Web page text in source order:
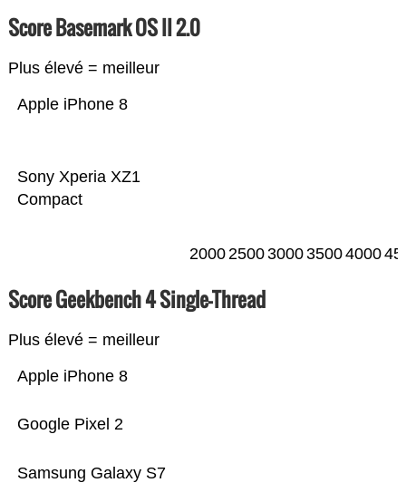
Score Basemark OS II 2.0
Plus élevé = meilleur
Sony Xperia XZ1
Compact
Apple iPhone 8
20002500300035004000
Score Geekbench 4 Single-Thread
Plus élevé = meilleur
Samsung Galaxy S7
Google Pixel 2
Apple iPhone 8